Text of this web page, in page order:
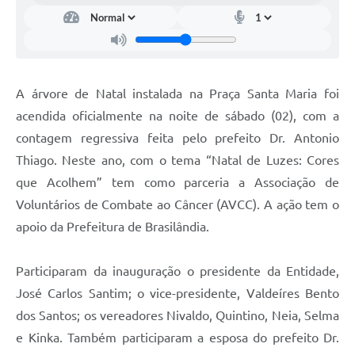
A árvore de Natal instalada na Praça Santa Maria foi
acendida oficialmente na noite de sábado (02), com a
contagem regressiva feita pelo prefeito Dr. Antonio
Thiago. Neste ano, com o tema “Natal de Luzes: Cores
que Acolhem” tem como parceria a Associação de
Voluntários de Combate ao Câncer (AVCC). A ação tem o
apoio da Prefeitura de Brasilândia.
Participaram da inauguração o presidente da Entidade,
José Carlos Santim; o vice-presidente, Valdeíres Bento
dos Santos; os vereadores Nivaldo, Quintino, Neia, Selma
e Kinka. Também participaram a esposa do prefeito Dr.